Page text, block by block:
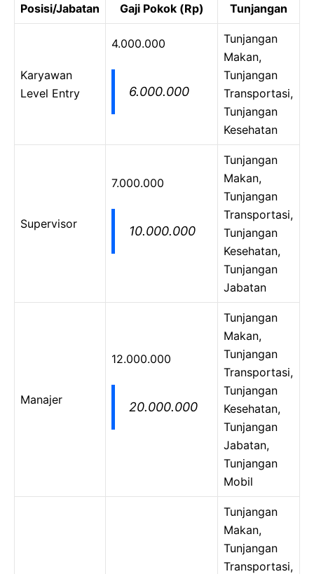
Posisi/Jabatan Gaji Pokok (Rp) Tunjangan
Karyawan
Level Entry
4.000.000
6.000.000
Tunjangan
Makan,
Tunjangan
Transportasi,
Tunjangan
Kesehatan
Supervisor
7.000.000
10.000.000
Tunjangan
Makan,
Tunjangan
Transportasi,
Tunjangan
Kesehatan,
Tunjangan
Jabatan
Manajer
12.000.000
20.000.000
Tunjangan
Makan,
Tunjangan
Transportasi,
Tunjangan
Kesehatan,
Tunjangan
Jabatan,
Tunjangan
Mobil
Tunjangan
Makan,
Tunjangan
Transportasi,